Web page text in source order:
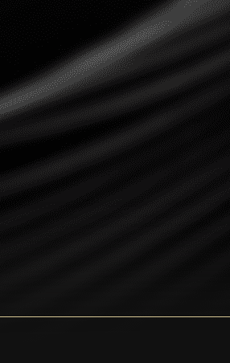
Solana
Polygon (POL)
Ethereum classic (ETC)
Cardano (ADA)
Bitcoin Cash